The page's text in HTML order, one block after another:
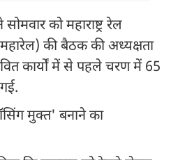
को महाराष्ट्र रेल
की बैठक की अध्यक्षता
कार्यों में से पहले चरण में 65
मुक्त' बनाने का